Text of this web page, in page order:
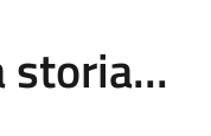
storia...